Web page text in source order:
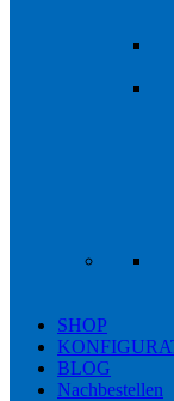
SHOP
BLOG
Nachbestellen